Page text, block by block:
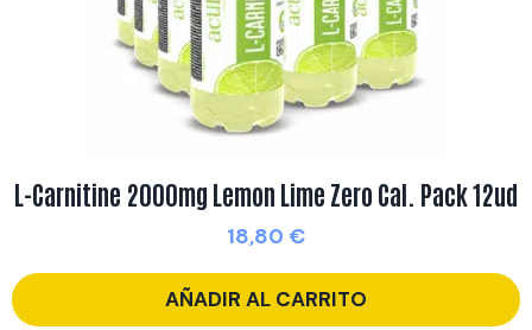
L-Carnitine 2000mg Lemon Lime Zero Cal. Pack 12ud
18,80 €
AÑADIR AL CARRITO